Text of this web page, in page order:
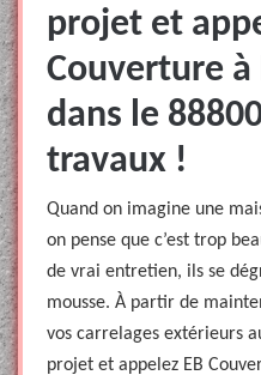
projet et
Couverture
dans le
travaux !
Quand on imagine une
on pense que c’est trop
de vrai entretien, ils se
mousse. À partir de
vos carrelages extérieurs
projet et appelez EB